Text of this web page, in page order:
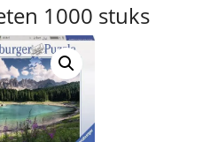
1000 stuks